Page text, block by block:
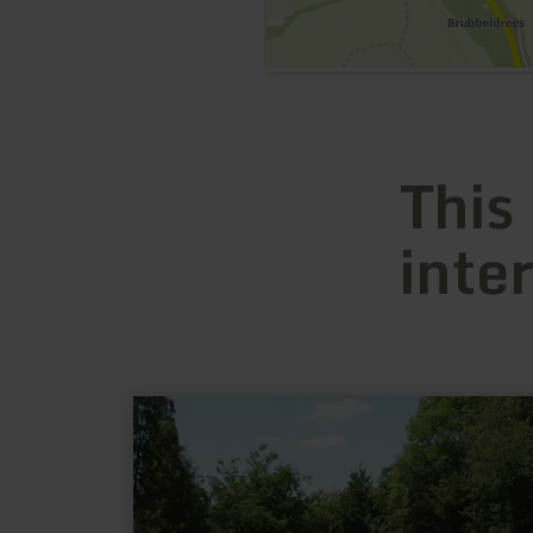
learn
more
about:
Angeln
im
Silberquellchen
(Angelteich)